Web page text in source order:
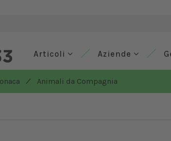
Articoli Aziende
/ Animali da Compagnia